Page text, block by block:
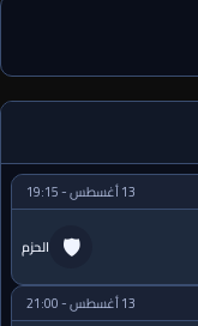
13 أغسطس - 19:15
الحزم 🛡
13 أغسطس - 21:00